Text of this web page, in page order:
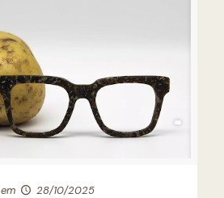
em 28/10/2025